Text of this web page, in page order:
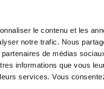
le contenu et les
notre trafic. Nous
de médias
informations que vous
services. Vous